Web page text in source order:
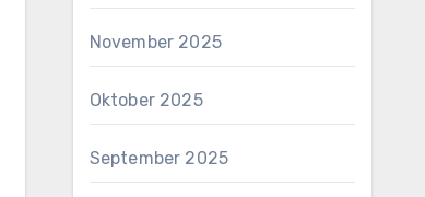
November 2025
Oktober 2025
September 2025